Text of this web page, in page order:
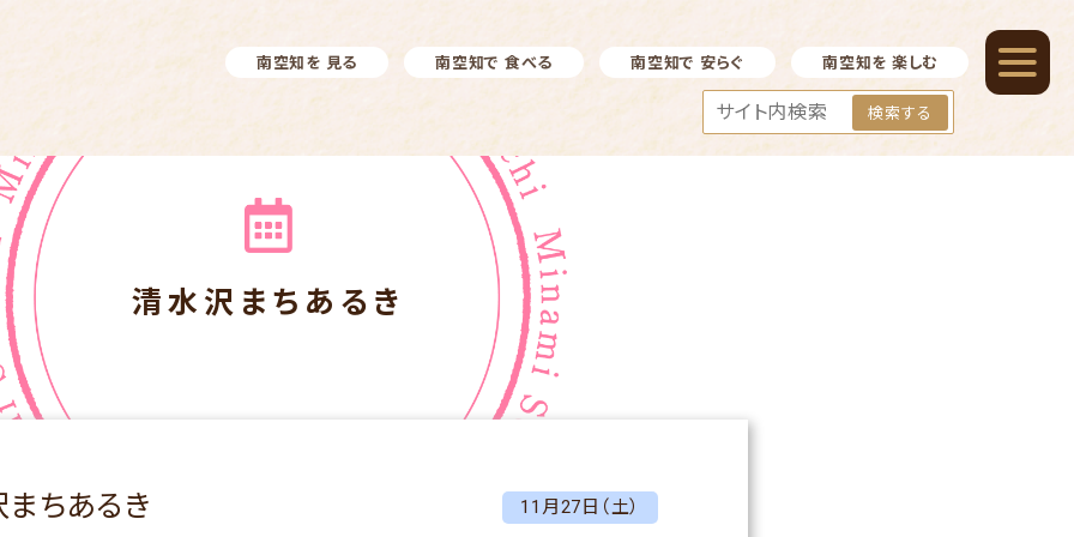
南空知を 見る 南空知で 食べる 南空知で 安らぐ 南空知を 楽しむ
検索する
清水沢まちあるき
ちあるき 11月27日（土）